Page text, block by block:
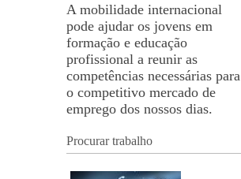
A mobilidade internacional
pode ajudar os jovens em
formação e educação
profissional a reunir as
competências necessárias para
o competitivo mercado de
emprego dos nossos dias.
Procurar trabalho